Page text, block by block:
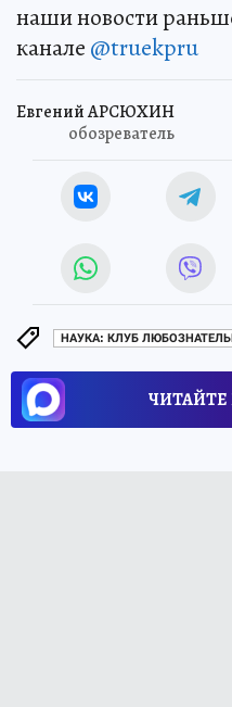
наши новости
канале @truekpru
Евгений АРСЮХИН
обозреватель
НАУКА: КЛУБ
ЧИТАЙТЕ